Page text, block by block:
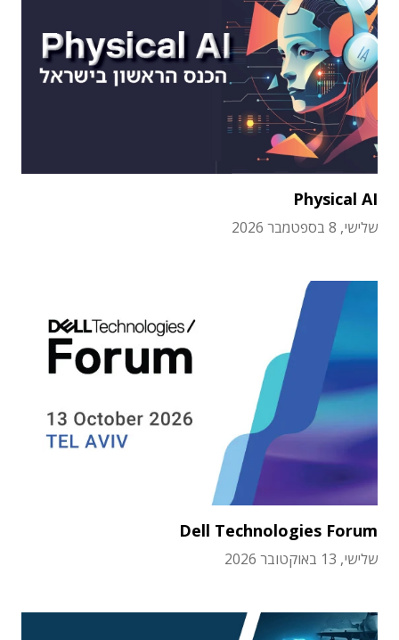
Physical AI
שלישי, 8 בספטמבר 2026
Dell Technologies Forum
שלישי, 13 באוקטובר 2026